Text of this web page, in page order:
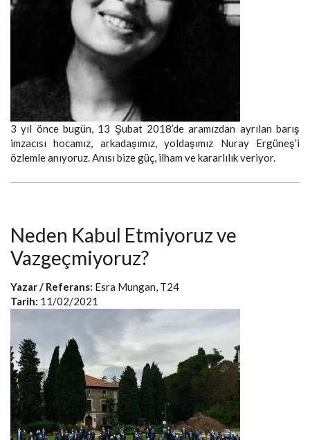
3 yıl önce bugün, 13 Şubat 2018’de aramızdan ayrılan barış
imzacısı hocamız, arkadaşımız, yoldaşımız Nuray Ergüneş’i
özlemle anıyoruz. Anısı bize güç, ilham ve kararlılık veriyor.
Neden Kabul Etmiyoruz ve
Vazgeçmiyoruz?
Yazar / Referans: Esra Mungan, T24
Tarih: 11/02/2021